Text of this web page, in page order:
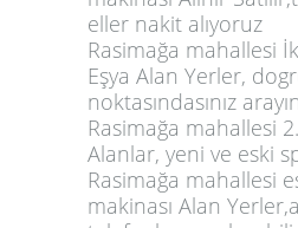
eller nakit alıyoruz
Rasimağa mahallesi
Eşya Alan Yerler,
noktasındasınız
Rasimağa mahallesi
Alanlar, yeni ve eski
Rasimağa mahallesi
makinası Alan